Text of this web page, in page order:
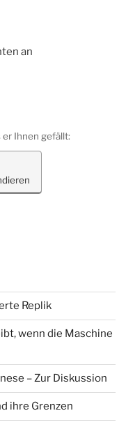
an
er Ihnen gefällt:
Replik
wenn die Maschine
– Zur Diskussion
ihre Grenzen